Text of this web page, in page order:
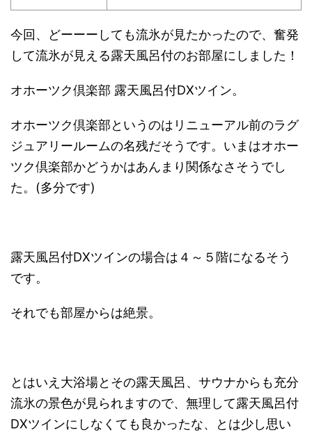
今回、どーーーしても流氷が見たかったので、奮発
して流氷が見える露天風呂付のお部屋にしました！
オホーツク倶楽部 露天風呂付DXツイン。
オホーツク倶楽部というのはリニューアル前のラグ
ジュアリールームの名残だそうです。いまはオホー
ツク倶楽部かどうかはあんまり関係なさそうでし
た。(多分です)
露天風呂付DXツインの場合は４～５階になるそう
です。
それでも部屋からは絶景。
とはいえ大浴場とその露天風呂、サウナからも充分
流氷の景色が見られますので、無理して露天風呂付
DXツインにしなくても良かったな、とは少し思い